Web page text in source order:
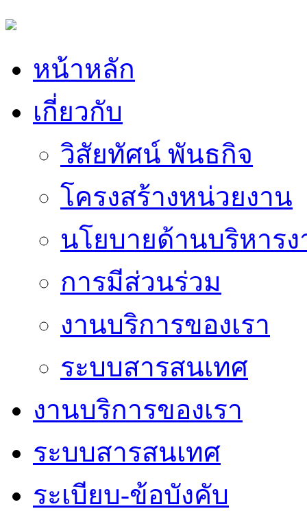
หน้าหลัก
เกี่ยวกับ
วิสัยทัศน์ พันธกิจ
โครงสร้างหน่วยงาน
นโยบายด้านบริหาร
การมีส่วนร่วม
งานบริการของเรา
ระบบสารสนเทศ
งานบริการของเรา
ระบบสารสนเทศ
ระเบียบ-ข้อบังคับ